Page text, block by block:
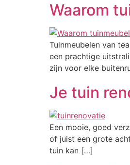
Waarom
Tuinmeubelen van
een prachtige
zijn voor elke
Je tuin
Een mooie, goed
of juist een grote
tuin kan […]